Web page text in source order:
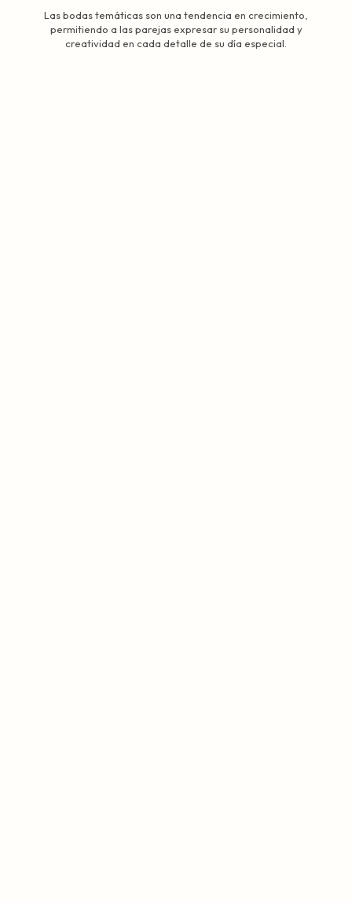
Las bodas temáticas son una tendencia en crecimiento,
permitiendo a las parejas expresar su personalidad y
creatividad en cada detalle de su día especial.